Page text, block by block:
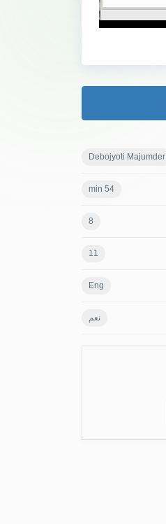
Debojyoti Majumder
54 min
8
11
Eng
نعم